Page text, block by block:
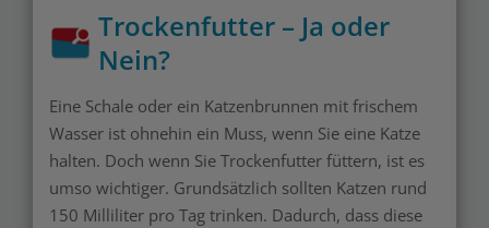
Trockenfutter – Ja oder
Nein?
Eine Schale oder ein Katzenbrunnen mit frischem
Wasser ist ohnehin ein Muss, wenn Sie eine Katze
halten. Doch wenn Sie Trockenfutter füttern, ist es
umso wichtiger. Grundsätzlich sollten Katzen rund
150 Milliliter pro Tag trinken. Dadurch, dass diese